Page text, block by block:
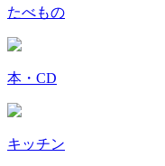
たべもの
本・CD
キッチン